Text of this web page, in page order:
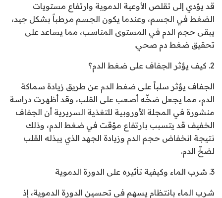
قد يؤدي إلى تقلص الأوعية الدموية وارتفاع مستويات
الضغط في الجسم، وعندما يكون الجسم مرطباً بشكل جيد،
يبقى حجم الدم في المستوى المناسب، مما يساعد على
تحقيق ضغط دم صحي.
2. كيف يؤثر الجفاف على ضغط الدم؟
الجفاف يؤثر سلباً على ضغط الدم عن طريق زيادة سماكة
الدم، مما يجعل ضخّه أصعب على القلب، وقد أظهرت دراسة
منشورة في المجلة الأوروبية للتغذية السريرية أن الجفاف
الخفيف قد يتسبب بارتفاع مؤقت في ضغط الدم، وذلك
نتيجة انخفاض حجم الدم وزيادة الجهد الذي يبذله القلب
لضخّ الدم.
3. شرب الماء وكيفية تأثيره على الدورة الدموية
شرب الماء بانتظام يسهم في تحسين الدورة الدموية، إذ